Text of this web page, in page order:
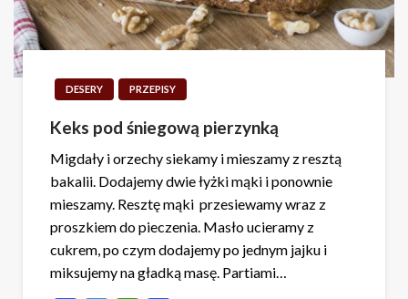
DESERY PRZEPISY
Keks pod śniegową pierzynką
Migdały i orzechy siekamy i mieszamy z resztą
bakalii. Dodajemy dwie łyżki mąki i ponownie
mieszamy. Resztę mąki przesiewamy wraz z
proszkiem do pieczenia. Masło ucieramy z
cukrem, po czym dodajemy po jednym jajku i
miksujemy na gładką masę. Partiami…